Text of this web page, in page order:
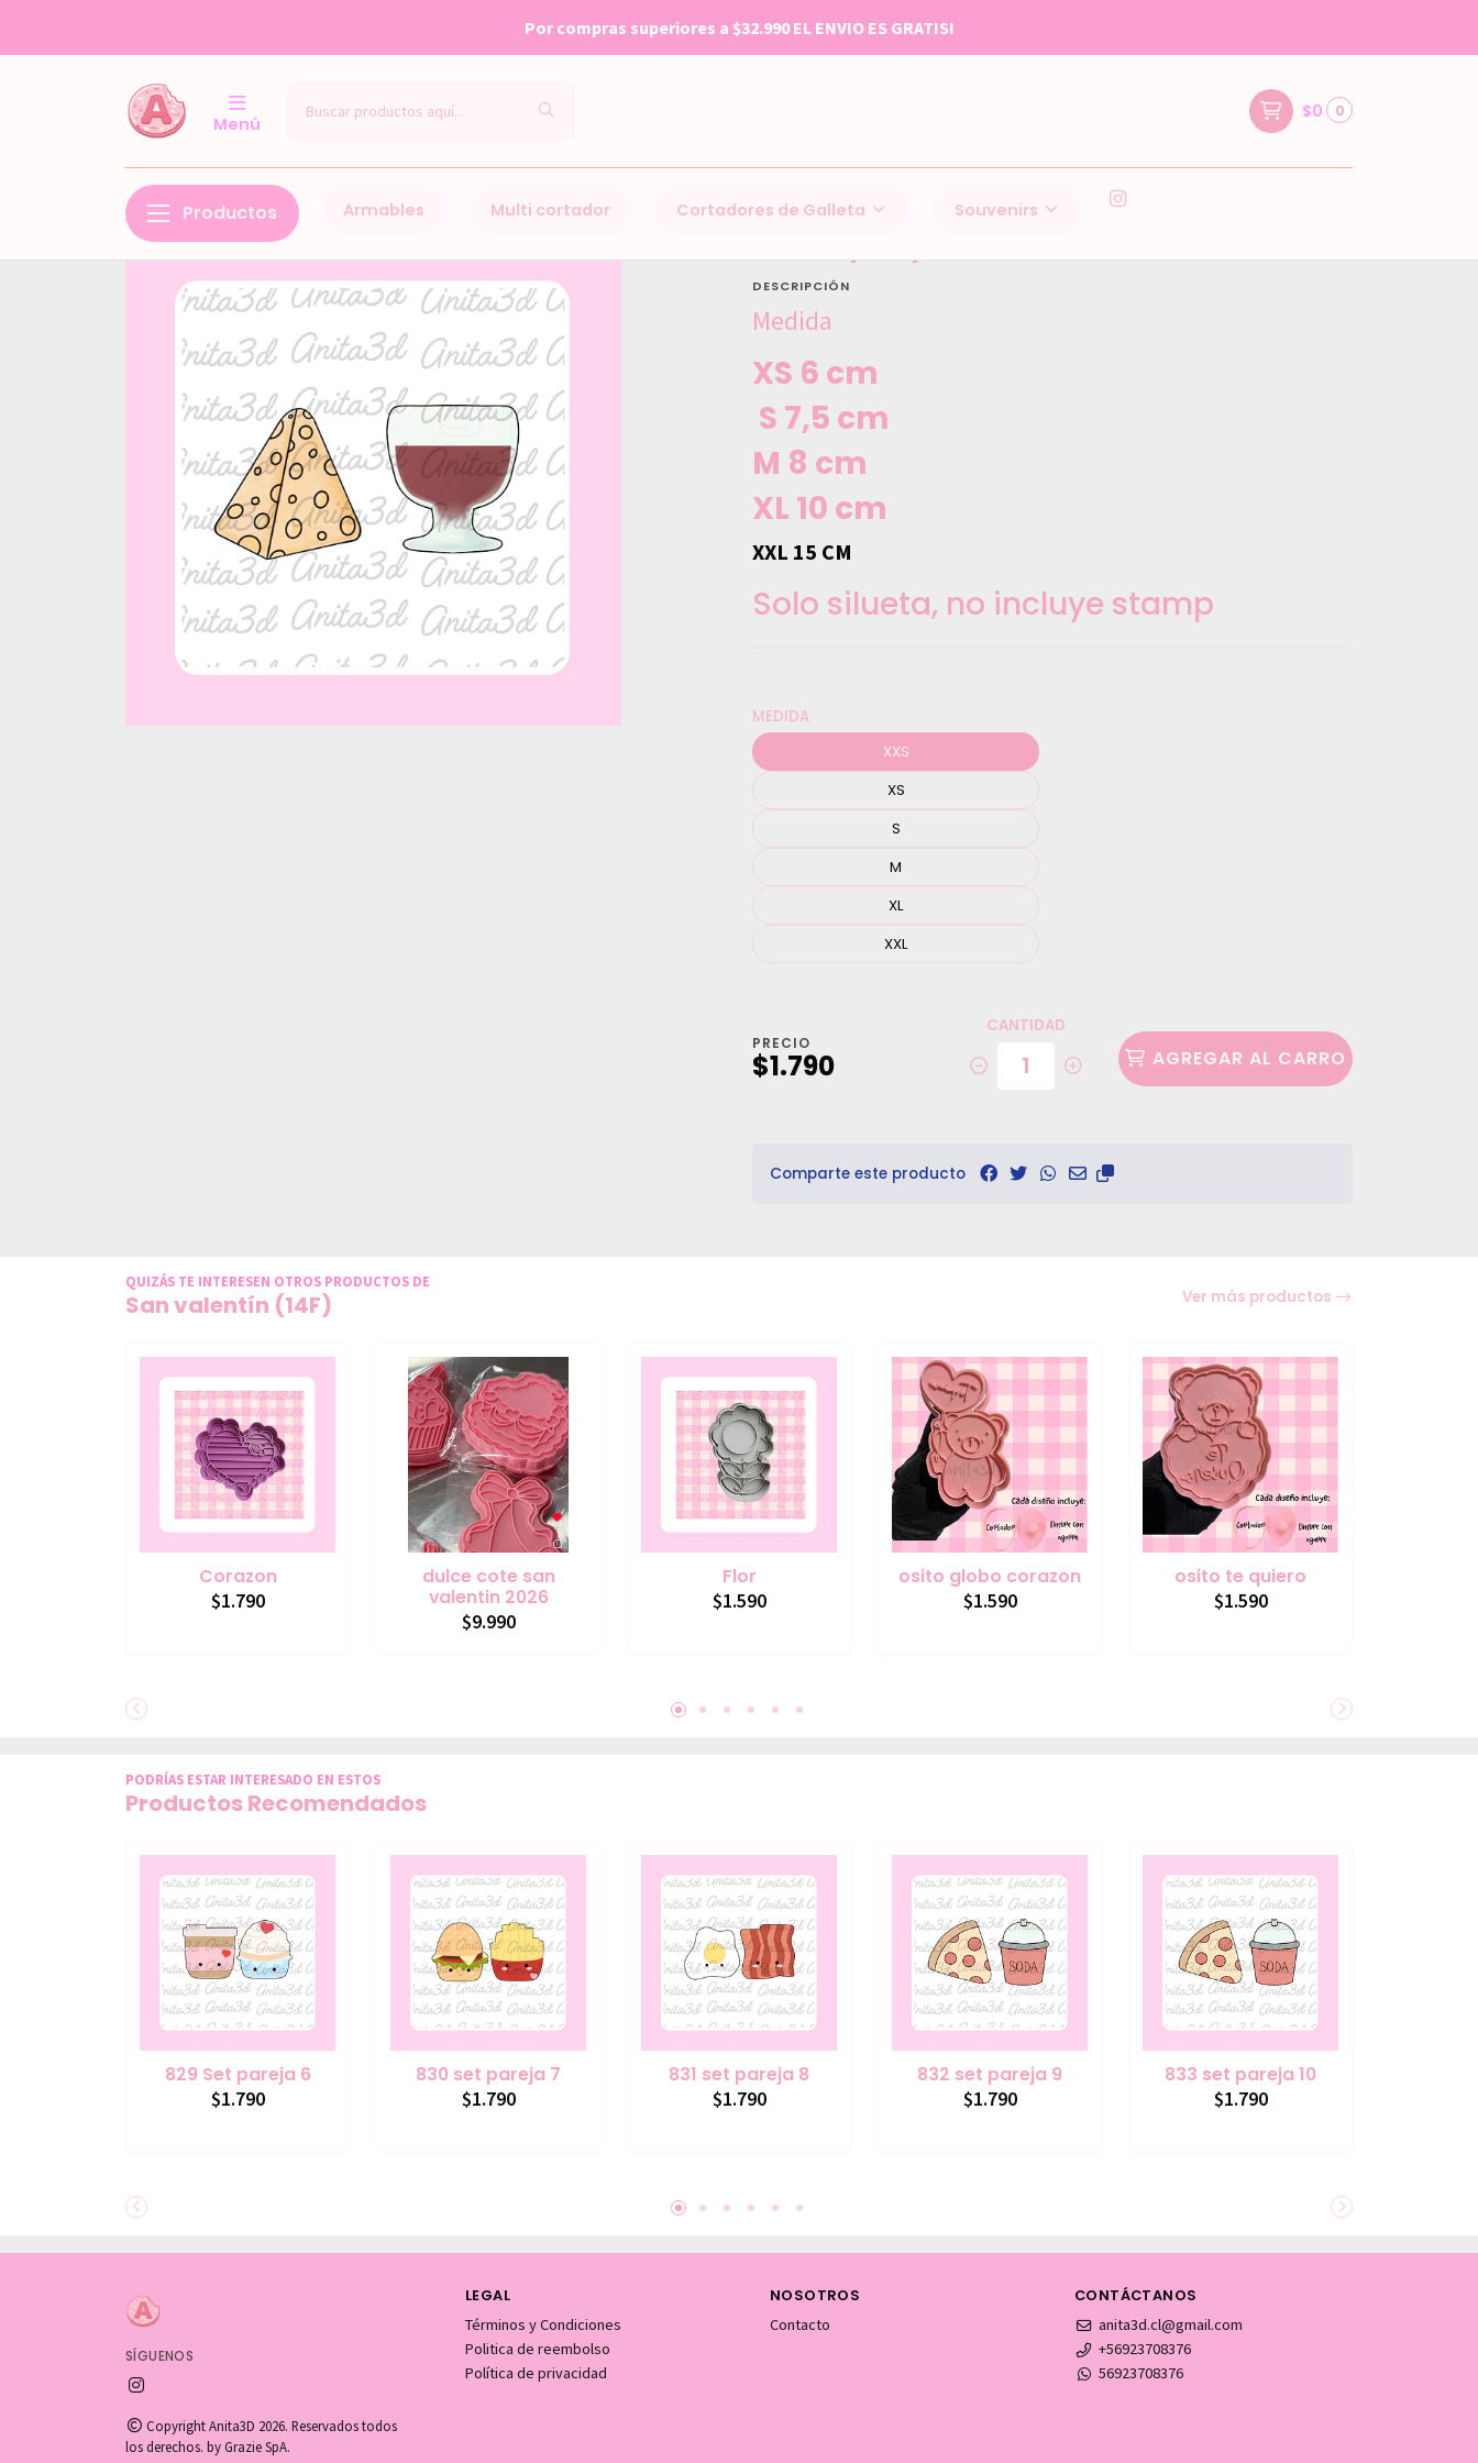
Menú
$0 0
Productos Armables Multi cortador Cortadores de Galleta Souvenirs
Por compras superiores a $32.990 EL ENVIO ES GRATIS!
DESCRIPCIÓN
Medida
XS 6 cm
S 7,5 cm
M 8 cm
XL 10 cm
XXL 15 CM
Solo silueta, no incluye stamp
MEDIDA
XXS
XS
S
M
XL
XXL
PRECIO
$1.790
CANTIDAD
AGREGAR AL CARRO
Comparte este producto
QUIZÁS TE INTERESEN OTROS PRODUCTOS DE
San valentín (14F) Ver más productos
Corazon
$1.790
dulce cote san
valentin 2026
$9.990
Flor
$1.590
osito globo corazon
$1.590
osito te quiero
$1.590
PODRÍAS ESTAR INTERESADO EN ESTOS
Productos Recomendados
829 Set pareja 6
$1.790
830 set pareja 7
$1.790
831 set pareja 8
$1.790
832 set pareja 9
$1.790
833 set pareja 10
$1.790
SÍGUENOS
Copyright Anita3D 2026. Reservados todos
los derechos. by Grazie SpA.
LEGAL
Términos y Condiciones
Politica de reembolso
Política de privacidad
NOSOTROS
Contacto
CONTÁCTANOS
anita3d.cl@gmail.com
+56923708376
56923708376